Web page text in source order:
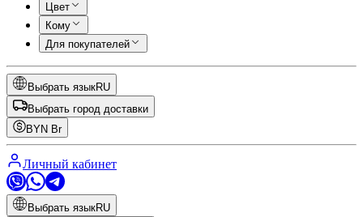
Цвет
Кому
Для покупателей
Выбрать языкRU
Выбрать город доставки
BYN Br
Личный кабинет
Выбрать языкRU